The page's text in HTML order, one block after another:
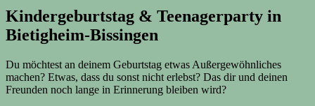
Kindergeburtstag & Teenagerparty in
Bietigheim-Bissingen
Du möchtest an deinem Geburtstag etwas Außergewöhnliches
machen? Etwas, dass du sonst nicht erlebst? Das dir und deinen
Freunden noch lange in Erinnerung bleiben wird?